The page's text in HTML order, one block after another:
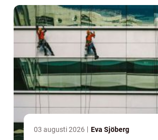
03 augusti 2026 Eva Sjöberg